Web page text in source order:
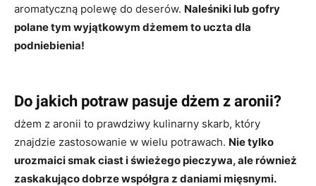
aromatyczną polewę do deserów. Naleśniki lub gofry
polane tym wyjątkowym dżemem to uczta dla
podniebienia!
Do jakich potraw pasuje dżem z aronii?
dżem z aronii to prawdziwy kulinarny skarb, który
znajdzie zastosowanie w wielu potrawach. Nie tylko
urozmaici smak ciast i świeżego pieczywa, ale również
zaskakująco dobrze współgra z daniami mięsnymi.